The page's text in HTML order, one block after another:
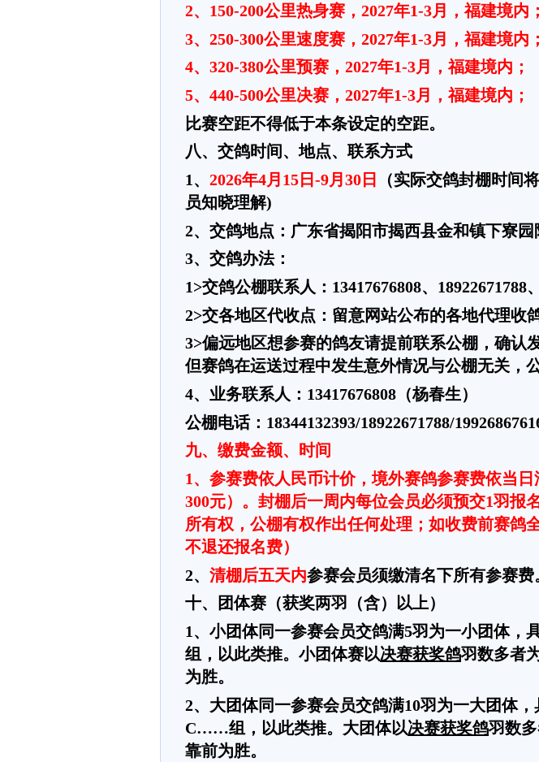
2、150-200公里热身赛，2027年1-3月，福建境内；
3、250-300公里速度赛，2027年1-3月，福建境内；
4、320-380公里预赛，2027年1-3月，福建境内；
5、440-500公里决赛，2027年1-3月，福建境内；
比赛空距不得低于本条设定的空距。
八、交鸽时间、地点、联系方式
1、 2026年4月15日-9月30日
（实际交鸽封棚时间
员知晓理解)
2、交鸽地点：广东省揭阳市揭西县金和镇下寮园
3、交鸽办法：
1>交鸽公棚联系人：13417676808、18922671788
2>交各地区代收点：留意网站公布的各地代理收
3>偏远地区想参赛的鸽友请提前联系公棚，确认
但赛鸽在运送过程中发生意外情况与公棚无关，
4、业务联系人：13417676808（杨春生）
公棚电话： 18344132393/18922671788/
九、缴费金额、时间
1、参赛费依人民币计价，境外赛鸽参赛费依当
300元）。封棚后一周内每位会员必须预交1羽
所有权，公棚有权作出任何处理；如收费前赛鸽
不退还报名费）
2、 清棚后五天内参赛会员须缴清名下所有参赛费
十、团体赛（获奖两羽（含）以上）
1、小团体同一参赛会员交鸽满5羽为一小团体
组，以此类推。小团体赛以决赛获奖鸽羽数多者
为胜。
2、大团体同一参赛会员交鸽满10羽为一大团体
C……组，以此类推。大团体以决赛获奖鸽羽数
靠前为胜。